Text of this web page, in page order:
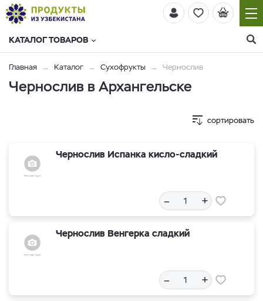
КАТАЛОГ ТОВАРОВ
Главная Каталог Сухофрукты Чернослив
Чернослив в Архангельске
сортировать
Чернослив Испанка кисло-сладкий
– +
Чернослив Венгерка сладкий
– +